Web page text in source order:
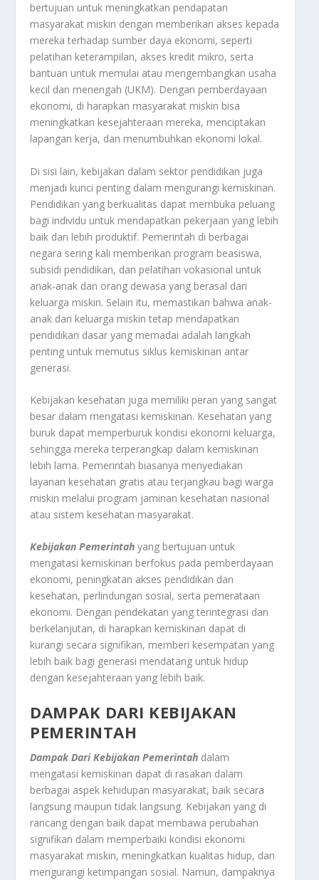
bertujuan untuk meningkatkan pendapatan
masyarakat miskin dengan memberikan akses kepada
mereka terhadap sumber daya ekonomi, seperti
pelatihan keterampilan, akses kredit mikro, serta
bantuan untuk memulai atau mengembangkan usaha
kecil dan menengah (UKM). Dengan pemberdayaan
ekonomi, di harapkan masyarakat miskin bisa
meningkatkan kesejahteraan mereka, menciptakan
lapangan kerja, dan menumbuhkan ekonomi lokal.
Di sisi lain, kebijakan dalam sektor pendidikan juga
menjadi kunci penting dalam mengurangi kemiskinan.
Pendidikan yang berkualitas dapat membuka peluang
bagi individu untuk mendapatkan pekerjaan yang lebih
baik dan lebih produktif. Pemerintah di berbagai
negara sering kali memberikan program beasiswa,
subsidi pendidikan, dan pelatihan vokasional untuk
anak-anak dan orang dewasa yang berasal dari
keluarga miskin. Selain itu, memastikan bahwa anak-
anak dari keluarga miskin tetap mendapatkan
pendidikan dasar yang memadai adalah langkah
penting untuk memutus siklus kemiskinan antar
generasi.
Kebijakan kesehatan juga memiliki peran yang sangat
besar dalam mengatasi kemiskinan. Kesehatan yang
buruk dapat memperburuk kondisi ekonomi keluarga,
sehingga mereka terperangkap dalam kemiskinan
lebih lama. Pemerintah biasanya menyediakan
layanan kesehatan gratis atau terjangkau bagi warga
miskin melalui program jaminan kesehatan nasional
atau sistem kesehatan masyarakat.
Kebijakan Pemerintah yang bertujuan untuk
mengatasi kemiskinan berfokus pada pemberdayaan
ekonomi, peningkatan akses pendidikan dan
kesehatan, perlindungan sosial, serta pemerataan
ekonomi. Dengan pendekatan yang terintegrasi dan
berkelanjutan, di harapkan kemiskinan dapat di
kurangi secara signifikan, memberi kesempatan yang
lebih baik bagi generasi mendatang untuk hidup
dengan kesejahteraan yang lebih baik.
DAMPAK DARI KEBIJAKAN
PEMERINTAH
Dampak Dari Kebijakan Pemerintah dalam
mengatasi kemiskinan dapat di rasakan dalam
berbagai aspek kehidupan masyarakat, baik secara
langsung maupun tidak langsung. Kebijakan yang di
rancang dengan baik dapat membawa perubahan
signifikan dalam memperbaiki kondisi ekonomi
masyarakat miskin, meningkatkan kualitas hidup, dan
mengurangi ketimpangan sosial. Namun, dampaknya